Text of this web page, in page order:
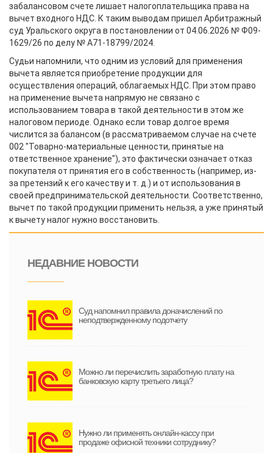
забалансовом счете лишает налогоплательщика права на
вычет входного НДС. К таким выводам пришел Арбитражный
суд Уральского округа в постановлении от 04.06.2026 № Ф09-
1629/26 по делу № А71-18799/2024.
Судьи напомнили, что одним из условий для применения
вычета является приобретение продукции для
осуществления операций, облагаемых НДС. При этом право
на применение вычета напрямую не связано с
использованием товара в такой деятельности в этом же
налоговом периоде. Однако если товар долгое время
числится за балансом (в рассматриваемом случае на счете
002 "Товарно-материальные ценности, принятые на
ответственное хранение"), это фактически означает отказ
покупателя от принятия его в собственность (например, из-
за претензий к его качеству и т. д.) и от использования в
своей предпринимательской деятельности. Соответственно,
вычет по такой продукции применить нельзя, а уже принятый
к вычету налог нужно восстановить.
НЕДАВНИЕ НОВОСТИ
Суд напомнил правила доначислений по
неподтвержденному подотчету
Можно ли перечислить заработную плату на
банковскую карту третьего лица?
Нужно ли применять онлайн-кассу при
продаже офисной техники сотруднику?